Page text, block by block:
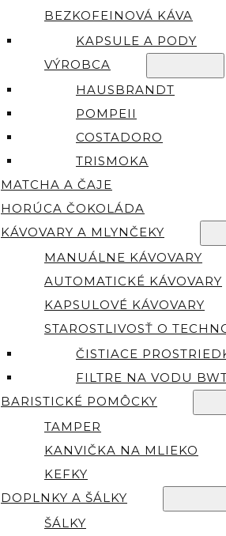
BEZKOFEINOVÁ KÁVA
KAPSULE A PODY
VÝROBCA
HAUSBRANDT
POMPEII
COSTADORO
TRISMOKA
MATCHA A ČAJE
HORÚCA ČOKOLÁDA
KÁVOVARY A MLYNČEKY
MANUÁLNE KÁVOVARY
AUTOMATICKÉ KÁVOVARY
KAPSULOVÉ KÁVOVARY
STAROSTLIVOSŤ O
ČISTIACE
FILTRE NA VODU
BARISTICKÉ POMÔCKY
TAMPER
KANVIČKA NA MLIEKO
KEFKY
DOPLNKY A ŠÁLKY
ŠÁLKY